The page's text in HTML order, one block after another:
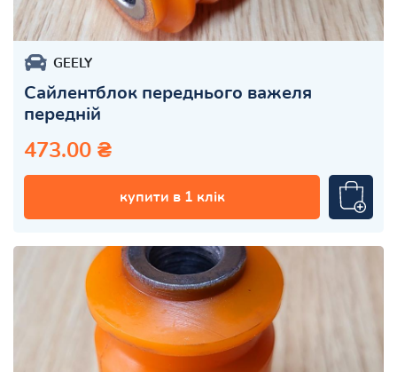
GEELY
Сайлентблок переднього важеля
передній
473.00 ₴
купити в 1 клік